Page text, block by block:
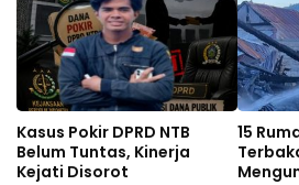
Kasus Pokir DPRD NTB
Belum Tuntas, Kinerja
Kejati Disorot
15